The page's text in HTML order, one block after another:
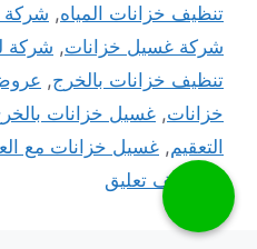
تنظيف خزانات المياه, شركة
شركة غسيل خزانات, شركة
تنظيف خزانات بالخرج,
خزانات, غسيل خزانات
التعقيم, غسيل خزانات مع
أضف تعليق